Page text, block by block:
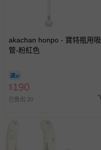
akachan honpo - 寶特瓶用吸
管-粉紅色
$190
已售出 20